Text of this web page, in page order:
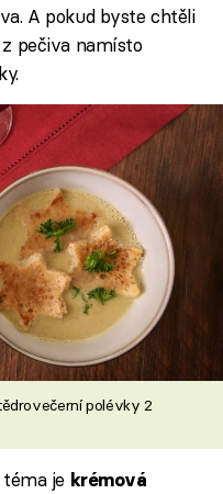
A pokud byste chtěli
pečiva namísto
polévky 2
je krémová